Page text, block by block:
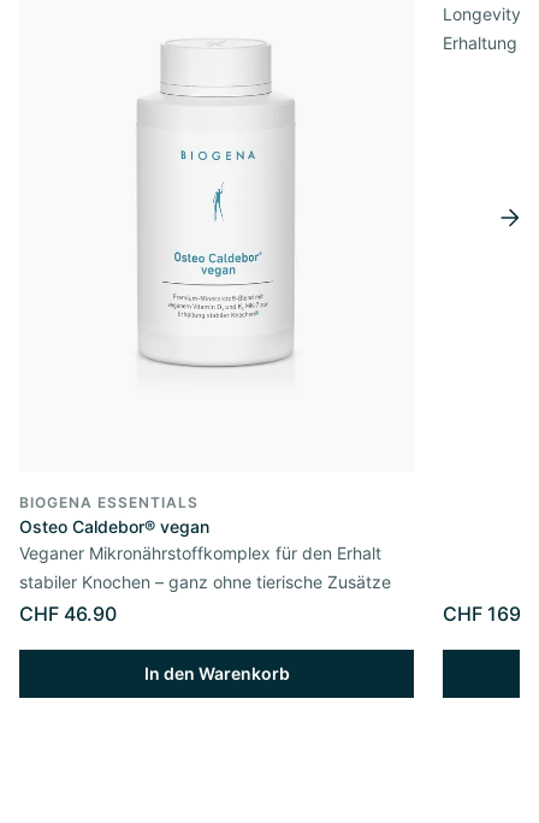
BIOGENA ESSENTIALS
Osteo Caldebor® vegan
Veganer Mikronährstoffkomplex für den Erhalt
stabiler Knochen – ganz ohne tierische Zusätze
CHF 46.90
In den Warenkorb
Longevity
Erhaltung
CHF